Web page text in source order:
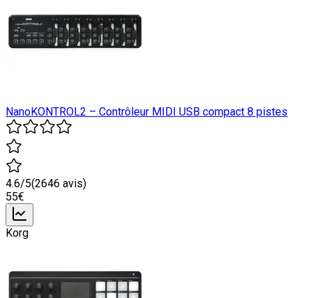
NanoKONTROL2 – Contrôleur MIDI USB compact 8 pistes
4.6/5(2646 avis)
55€
Korg